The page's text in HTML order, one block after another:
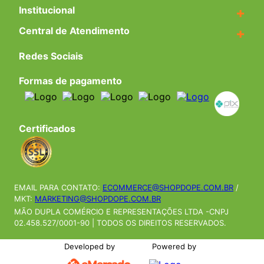
Institucional
+
Central de Atendimento +
Redes Sociais
Formas de pagamento
Certificados
EMAIL PARA CONTATO: ECOMMERCE@SHOPDOPE.COM.BR /
MKT: MARKETING@SHOPDOPE.COM.BR
MÃO DUPLA COMÉRCIO E REPRESENTAÇÕES LTDA -CNPJ
02.458.527/0001-90 | TODOS OS DIREITOS RESERVADOS.
Developed by Powered by